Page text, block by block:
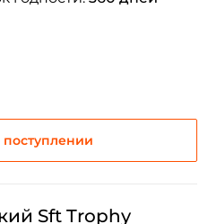
Sft Trophy
аккаунт
аккаунт